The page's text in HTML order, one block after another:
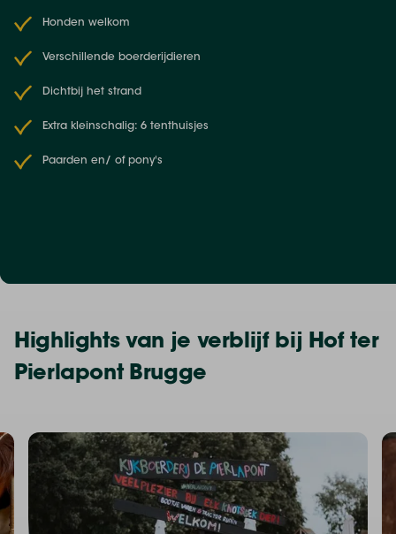
Honden welkom
Verschillende boerderijdieren
Dichtbij het strand
Extra kleinschalig: 6 tenthuisjes
Paarden en/ of pony's
Highlights van je verblijf bij Hof ter
Pierlapont Brugge